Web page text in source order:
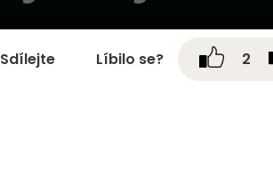
Sdílejte Líbilo se? 2